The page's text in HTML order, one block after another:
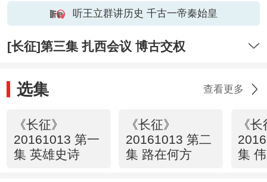
听王立群讲历史 千古一帝秦始皇
[长征]第三集 扎西会议 博古交权
选集 查看更多
《长征》
20161013 第一
集 英雄史诗
《长征》
20161013 第二
集 路在何方
《
集